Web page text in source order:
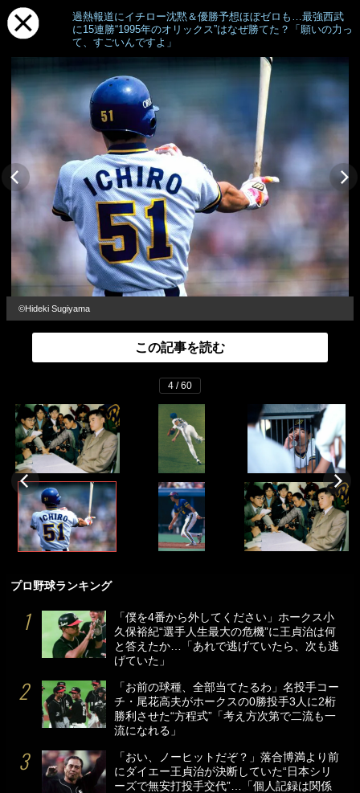
過熱報道にイチロー沈黙＆優勝予想ほぼゼロも…最強西武
に15連勝“1995年のオリックス”はなぜ勝てた？「願いの力っ
て、すごいんですよ」
©Hideki Sugiyama
この記事を読む
4 / 60
プロ野球ランキング
「僕を4番から外してください」ホークス小
久保裕紀“選手人生最大の危機”に王貞治は何
と答えたか…「あれで逃げていたら、次も逃
げていた」
「お前の球種、全部当てたるわ」名投手コー
チ・尾花高夫がホークスの0勝投手3人に2桁
勝利させた“方程式”「考え方次第で二流も一
流になれる」
「おい、ノーヒットだぞ？」落合博満より前
にダイエー王貞治が決断していた“日本シリ
ーズで無安打投手交代”…「個人記録は関係